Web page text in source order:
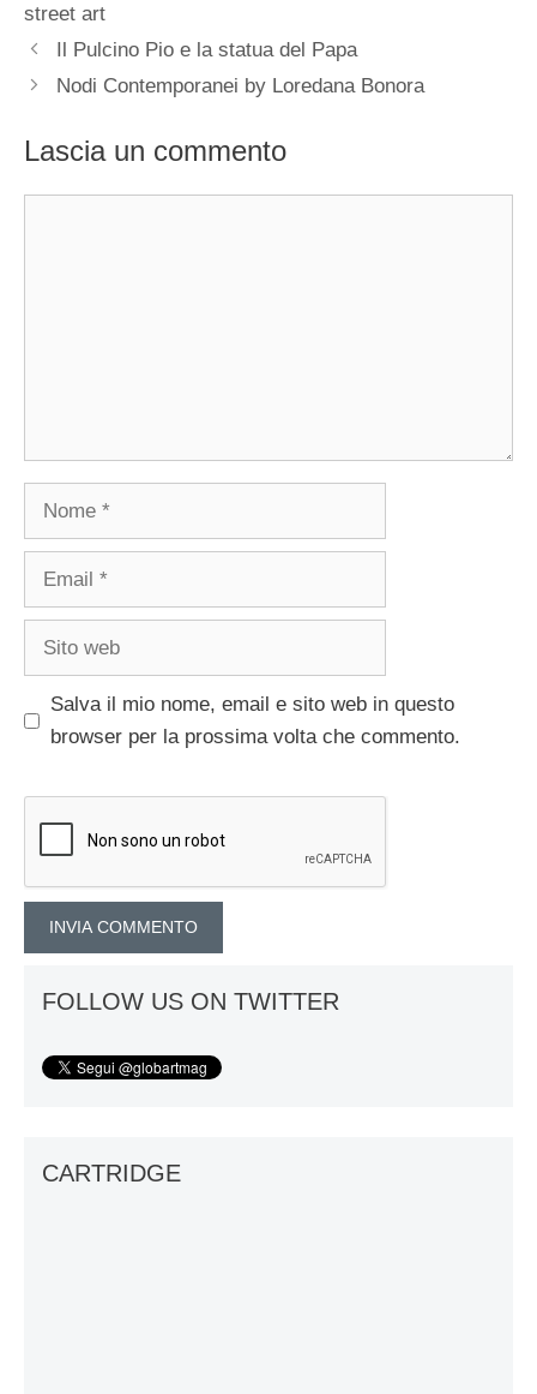
street art
Il Pulcino Pio e la statua del Papa
Nodi Contemporanei by Loredana Bonora
Lascia un commento
Nome
Email
Sito
Salva il mio nome, email e sito web in questo
browser per la prossima volta che commento.
FOLLOW US ON TWITTER
CARTRIDGE